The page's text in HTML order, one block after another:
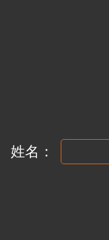
姓名：